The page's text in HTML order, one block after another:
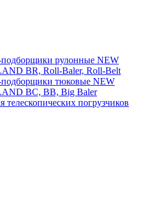
подборщики рулонные NEW
BR, Roll-Baler, Roll-Belt
подборщики тюковые NEW
BC, BB, Big Baler
телескопических погрузчиков